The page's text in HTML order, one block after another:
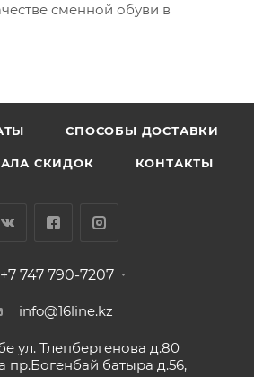
сменной обуви в
СПОСОБЫ ДОСТАВКИ
СКИДОК КОНТАКТЫ
+7 747 790-7207
info@16line.kz
ул. Тлепбергенова д.80
пр.Богенбай батыра д.56,